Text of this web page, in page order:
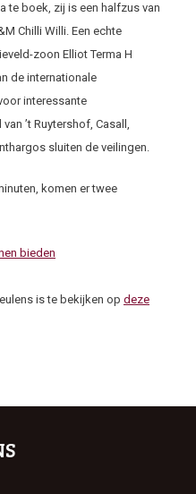
te boek, zij is een halfzus van
Chilli Willi. Een echte
zoon Elliot Terma H
de internationale
interessante
’t Ruytershof, Casall,
sluiten de veilingen.
komen er twee
bieden
is te bekijken op deze